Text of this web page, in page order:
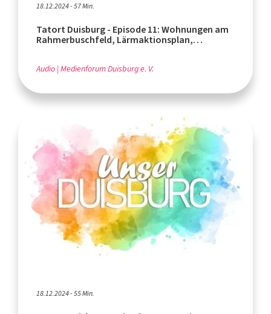
18.12.2024 - 57 Min.
Tatort Duisburg - Episode 11: Wohnungen am
Rahmerbuschfeld, Lärmaktionsplan,
Audio Medienforum Duisburg e. V.
18.12.2024 - 55 Min.